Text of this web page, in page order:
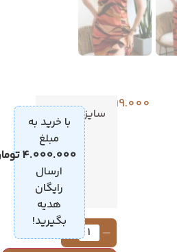
999.000
سایز
1با خرید به
مبلغ
4.000.000تومان
ارسال
رایگان
هدیه
بگیرید!